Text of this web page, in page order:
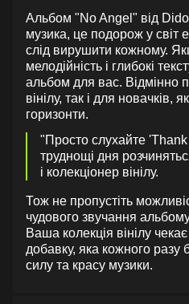
Альбом "No Angel" від
музика, це подорож у світ
слід вирушити кожному.
мелодійність і глибокі
альбом для вас. Відмінно
вінілу, так і для новачків,
горизонти.
"Просто слухайте 'Thank
труднощі дня
і колекціонер вінілу.
Тож не пропустіть
чудового звучання
Ваша колекція вінілу
добавку, яка кожного разу
силу та красу музики.